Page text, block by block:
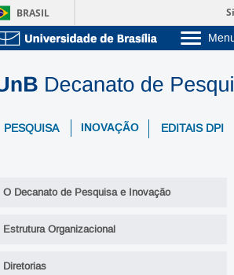
BRASIL
Estude
Pós-
PESQUISA INOVAÇÃO EDITAIS DPI
O Decanato de Pesquisa e Inovação
Estrutura Organizacional
Diretorias